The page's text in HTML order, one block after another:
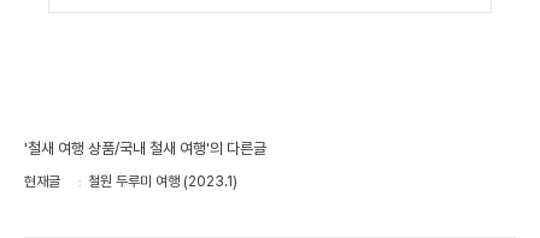
'철새 여행 상품/국내 철새 여행'의 다른글
현재글 철원 두루미 여행 (2023.1)